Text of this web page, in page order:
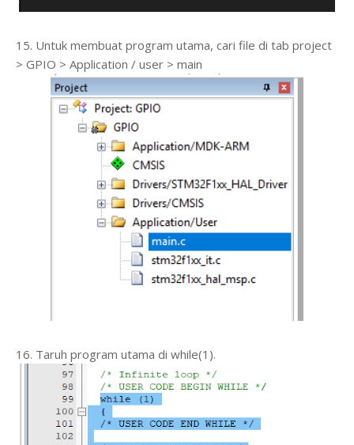
15. Untuk membuat program utama, cari file di tab project
> GPIO > Application / user > main
16. Taruh program utama di while(1).